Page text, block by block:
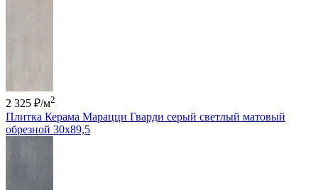
2 325 ₽/м2
Плитка Керама Марацци Гварди серый светлый матовый
обрезной 30x89,5